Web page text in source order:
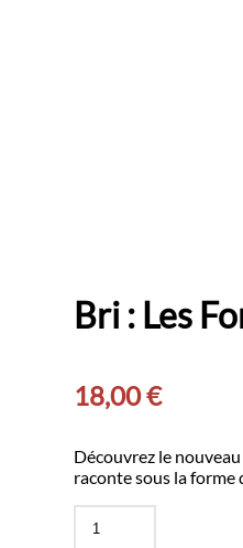
Bri : Les
18,00€
Découvrez le
raconte sous la forme